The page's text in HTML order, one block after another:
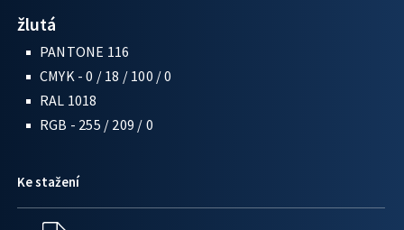
žlutá
PANTONE 116
CMYK - 0 / 18 / 100 / 0
RAL 1018
RGB - 255 / 209 / 0
Ke stažení